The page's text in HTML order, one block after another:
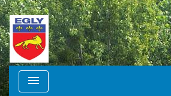
menu